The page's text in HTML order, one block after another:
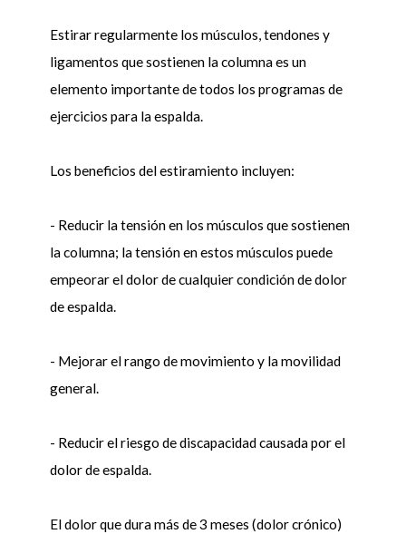
Estirar regularmente los músculos, tendones y
ligamentos que sostienen la columna es un
elemento importante de todos los programas de
ejercicios para la espalda.
Los beneficios del estiramiento incluyen:
- Reducir la tensión en los músculos que sostienen
la columna; la tensión en estos músculos puede
empeorar el dolor de cualquier condición de dolor
de espalda.
- Mejorar el rango de movimiento y la movilidad
general.
- Reducir el riesgo de discapacidad causada por el
dolor de espalda.
El dolor que dura más de 3 meses (dolor crónico)